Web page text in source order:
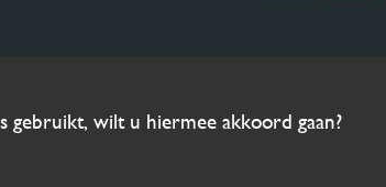
gebruikt, wilt u hiermee akkoord gaan?